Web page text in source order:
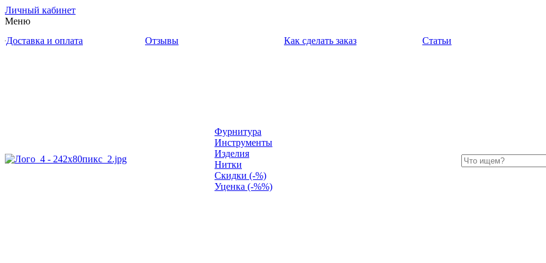
Личный кабинет
Меню
Доставка и оплата
Отзывы Как сделать заказ Статьи
Фурнитура
Инструменты
Изделия
Нитки
Скидки (-%)
Уценка (-%%)